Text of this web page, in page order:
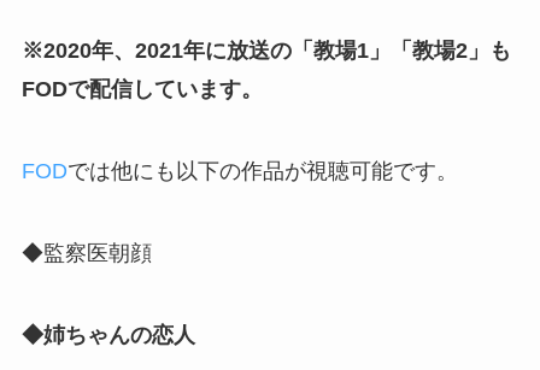
※2020年、2021年に放送の「教場1」「教場2」も
FODで配信しています。
FODでは他にも以下の作品が視聴可能です。
◆監察医朝顔
◆姉ちゃんの恋人